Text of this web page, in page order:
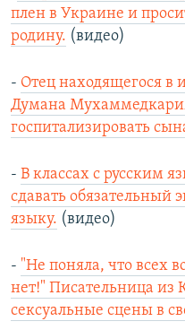
плен в Украине и
родину. (видео)
- Отец находящегося в
Думана
госпитализировать
- В классах c русским
сдавать обязательный
языку. (видео)
- "Не поняла, что всех
нет!" Писательница из
сексуальные сцены в